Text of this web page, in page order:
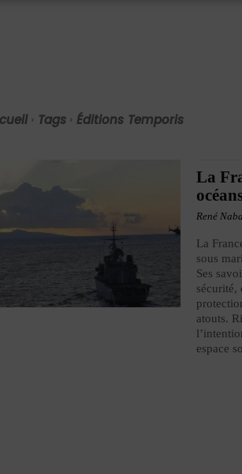
Tags Éditions Temporis
La
René Naba
La
sous
Ses
sécurité,
atouts.
espace